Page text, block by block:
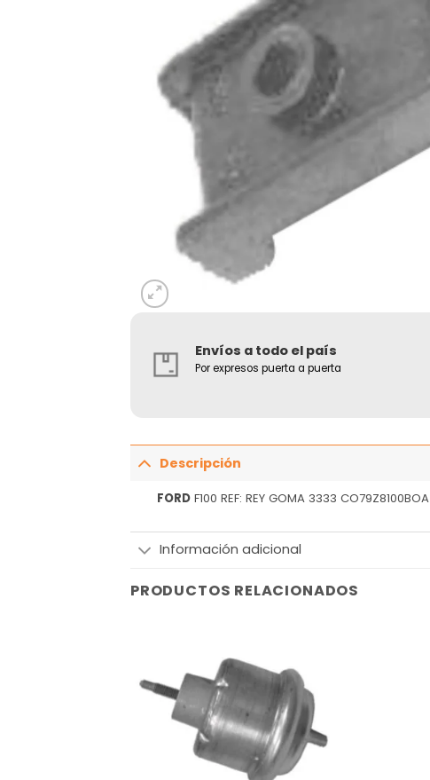
Envíos a todo el país
Por expresos puerta a puerta
Descripción
FORD F100 REF: REY GOMA 3333 CO79Z8100BOA
Información adicional
PRODUCTOS RELACIONADOS
deseos